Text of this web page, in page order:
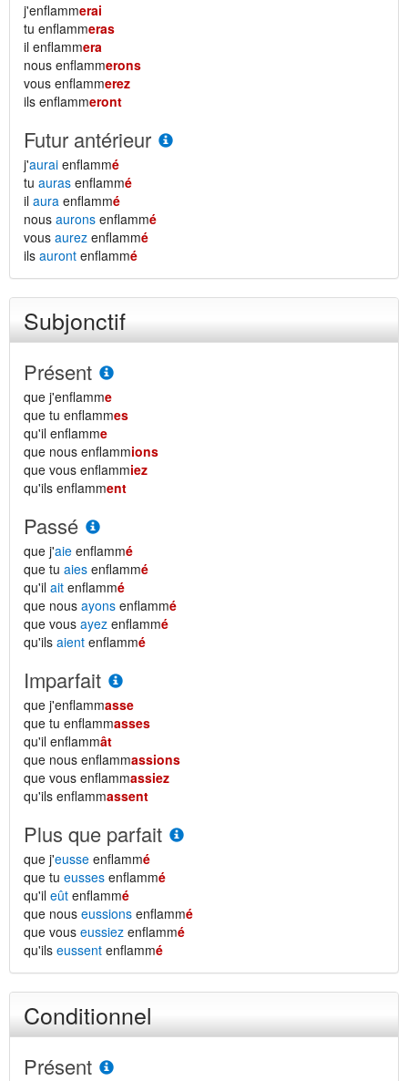
j'enflammerai
tu enflammeras
il enflammera
nous enflammerons
vous enflammerez
ils enflammeront
Futur antérieur
j'aurai enflammé
tu auras enflammé
il aura enflammé
nous aurons enflammé
vous aurez enflammé
ils auront enflammé
Subjonctif
Présent
que j'enflamme
que tu enflammes
qu'il enflamme
que nous enflammions
que vous enflammiez
qu'ils enflamment
Passé
que j'aie enflammé
que tu aies enflammé
qu'il ait enflammé
que nous ayons enflammé
que vous ayez enflammé
qu'ils aient enflammé
Imparfait
que j'enflammasse
que tu enflammasses
qu'il enflammât
que nous enflammassions
que vous enflammassiez
qu'ils enflammassent
Plus que parfait
que j'eusse enflammé
que tu eusses enflammé
qu'il eût enflammé
que nous eussions enflammé
que vous eussiez enflammé
qu'ils eussent enflammé
Conditionnel
Présent